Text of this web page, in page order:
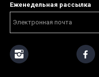
Еженедельная рассылка